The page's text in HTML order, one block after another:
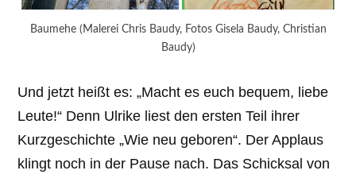
Baumehe (Malerei Chris Baudy, Fotos Gisela Baudy, Christian
Baudy)
Und jetzt heißt es: „Macht es euch bequem, liebe
Leute!“ Denn Ulrike liest den ersten Teil ihrer
Kurzgeschichte „Wie neu geboren“. Der Applaus
klingt noch in der Pause nach. Das Schicksal von